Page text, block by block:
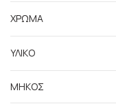
ΧΡΩΜΑ
ΥΛΙΚΟ
ΜΗΚΟΣ